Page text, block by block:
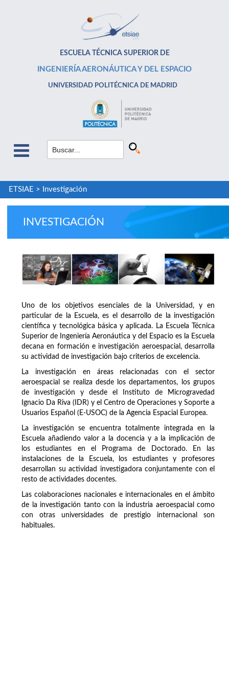
ESCUELA TÉCNICA SUPERIOR DE
INGENIERÍA AERONÁUTICA Y DEL ESPACIO
UNIVERSIDAD POLITÉCNICA DE MADRID
ETSIAE > Investigación
INVESTIGACIÓN
Uno de los objetivos esenciales de la Universidad, y en
particular de la Escuela, es el desarrollo de la investigación
científica y tecnológica básica y aplicada. La Escuela Técnica
Superior de Ingeniería Aeronáutica y del Espacio es la Escuela
decana en formación e investigación aeroespacial, desarrolla
su actividad de investigación bajo criterios de excelencia.
La investigación en áreas relacionadas con el sector
aeroespacial se realiza desde los departamentos, los grupos
de investigación y desde el Instituto de Microgravedad
Ignacio Da Riva (IDR) y el Centro de Operaciones y Soporte a
Usuarios Español (E-USOC) de la Agencia Espacial Europea.
La investigación se encuentra totalmente integrada en la
Escuela añadiendo valor a la docencia y a la implicación de
los estudiantes en el Programa de Doctorado. En las
instalaciones de la Escuela, los estudiantes y profesores
desarrollan su actividad investigadora conjuntamente con el
resto de actividades docentes.
Las colaboraciones nacionales e internacionales en el ámbito
de la investigación tanto con la industria aeroespacial como
con otras universidades de prestigio internacional son
habituales.